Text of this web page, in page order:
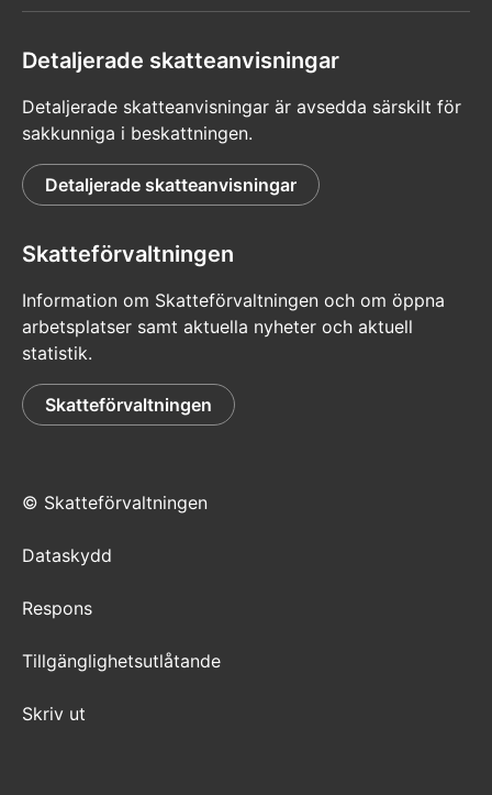
Detaljerade skatteanvisningar
Detaljerade skatteanvisningar är avsedda särskilt för
sakkunniga i beskattningen.
Detaljerade skatteanvisningar
Skatteförvaltningen
Information om Skatteförvaltningen och om öppna
arbetsplatser samt aktuella nyheter och aktuell
statistik.
Skatteförvaltningen
© Skatteförvaltningen
Dataskydd
Respons
Tillgänglighetsutlåtande
Skriv ut